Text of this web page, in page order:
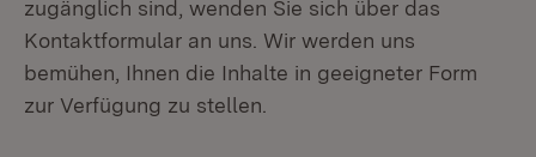
zugänglich sind, wenden Sie sich über das
Kontaktformular an uns. Wir werden uns
bemühen, Ihnen die Inhalte in geeigneter Form
zur Verfügung zu stellen.